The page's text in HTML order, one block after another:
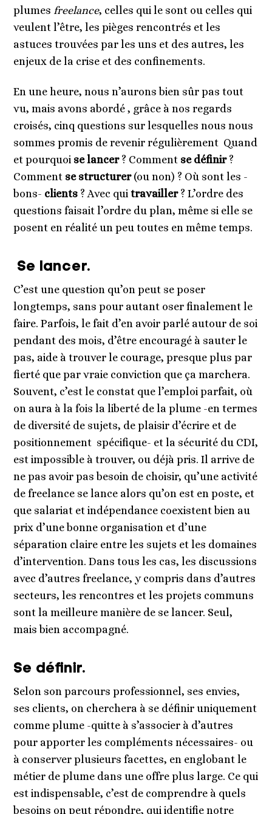
plumes freelance, celles qui le sont ou celles qui
veulent l’être, les pièges rencontrés et les
astuces trouvées par les uns et des autres, les
enjeux de la crise et des confinements.
En une heure, nous n’aurons bien sûr pas tout
vu, mais avons abordé , grâce à nos regards
croisés, cinq questions sur lesquelles nous nous
sommes promis de revenir régulièrement Quand
et pourquoi se lancer? Comment se définir?
Comment se structurer(ou non) ? Où sont les -
bons- clients ? Avec quitravailler? L’ordre des
questions faisait l’ordre du plan, même si elle se
posent en réalité un peu toutes en même temps.
Se lancer.
C’est une question qu’on peut se poser
longtemps, sans pour autant oser finalement le
faire. Parfois, le fait d’en avoir parlé autour de soi
pendant des mois, d’être encouragé à sauter le
pas, aide à trouver le courage, presque plus par
fierté que par vraie conviction que ça marchera.
Souvent, c’est le constat que l’emploi parfait, où
on aura à la fois la liberté de la plume -en termes
de diversité de sujets, de plaisir d’écrire et de
positionnement spécifique- et la sécurité du CDI,
est impossible à trouver, ou déjà pris. Il arrive de
ne pas avoir pas besoin de choisir, qu’une activité
de freelance se lance alors qu’on est en poste, et
que salariat et indépendance coexistent bien au
prix d’une bonne organisation et d’une
séparation claire entre les sujets et les domaines
d’intervention. Dans tous les cas, les discussions
avec d’autres freelance, y compris dans d’autres
secteurs, les rencontres et les projets communs
sont la meilleure manière de se lancer. Seul,
mais bien accompagné.
Se définir.
Selon son parcours professionnel, ses envies,
ses clients, on cherchera à se définir uniquement
comme plume -quitte à s’associer à d’autres
pour apporter les compléments nécessaires- ou
à conserver plusieurs facettes, en englobant le
métier de plume dans une offre plus large. Ce qui
est indispensable, c’est de comprendre à quels
besoins on peut répondre, qui identifie notre